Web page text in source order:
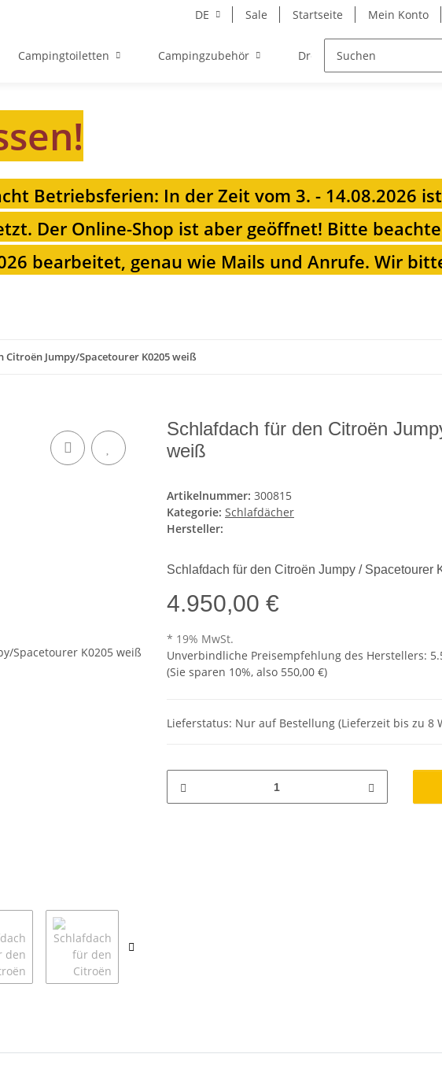
DE Sale Startseite Mein Konto
Campingtoiletten Campingzubehör Drehkonsolen
Betriebsferien: In der Zeit vom 3. - 14.08.2026
Der Online-Shop ist aber geöffnet! Bitte
bearbeitet, genau wie Mails und Anrufe. Wir
Citroën Jumpy/Spacetourer K0205 weiß
Schlafdach für den Citroën
weiß
Artikelnummer: 300815
Kategorie: Schlafdächer
Hersteller:
Schlafdach für den Citroën Jumpy / Spacetourer
4.950,00 €
* 19% MwSt.
Unverbindliche Preisempfehlung des Herstellers:
(Sie sparen 10%, also 550,00 €)
Lieferstatus: Nur auf Bestellung (Lieferzeit bis zu 8